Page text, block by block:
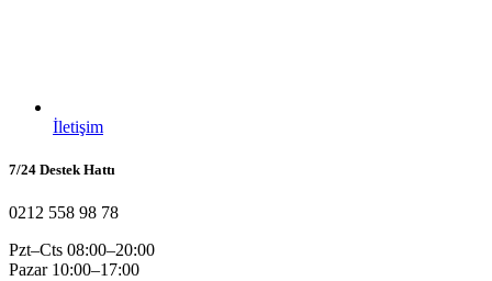
İletişim
7/24 Destek Hattı
0212 558 98 78
Pzt–Cts 08:00–20:00
Pazar 10:00–17:00